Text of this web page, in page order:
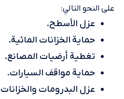
على النحو التالي:
عزل الأسطح.
حماية الخزانات المائية.
تغطية أرضيات المصانع.
حماية مواقف السيارات.
عزل البدرومات